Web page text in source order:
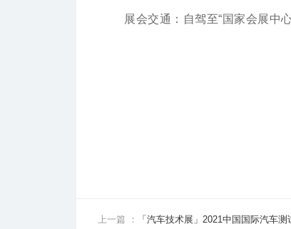
展会交通：自驾至“国家会展中
上一篇 ： 「汽车技术展」2021中国国际汽车